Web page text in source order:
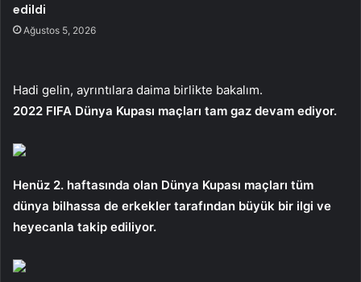
edildi
Ağustos 5, 2026
Hadi gelin, ayrıntılara daima birlikte bakalım.
2022 FIFA Dünya Kupası maçları tam gaz devam ediyor.
Henüz 2. haftasında olan Dünya Kupası maçları tüm
dünya bilhassa de erkekler tarafından büyük bir ilgi ve
heyecanla takip ediliyor.